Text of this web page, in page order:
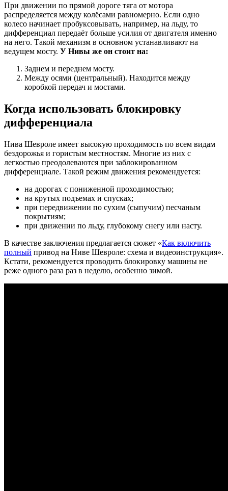
При движении по прямой дороге тяга от мотора
распределяется между колёсами равномерно. Если одно
колесо начинает пробуксовывать, например, на льду, то
дифференциал передаёт больше усилия от двигателя именно
на него. Такой механизм в основном устанавливают на
ведущем мосту. У Нивы же он стоит на:
Заднем и переднем мосту.
Между осями (центральный). Находится между
коробкой передач и мостами.
Когда использовать блокировку
дифференциала
Нива Шевроле имеет высокую проходимость по всем видам
бездорожья и гористым местностям. Многие из них с
легкостью преодолеваются при заблокированном
дифференциале. Такой режим движения рекомендуется:
на дорогах с пониженной проходимостью;
на крутых подъемах и спусках;
при передвижении по сухим (сыпучим) песчаным
покрытиям;
при движении по льду, глубокому снегу или насту.
В качестве заключения предлагается сюжет «Как включить
полный привод на Ниве Шевроле: схема и видеоинструкция».
Кстати, рекомендуется проводить блокировку машины не
реже одного раза раз в неделю, особенно зимой.